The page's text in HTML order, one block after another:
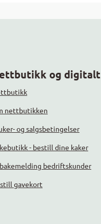
og digitalt
nettbutikken
og salgsbetingelser
- bestill dine kaker
bedriftskunder
gavekort